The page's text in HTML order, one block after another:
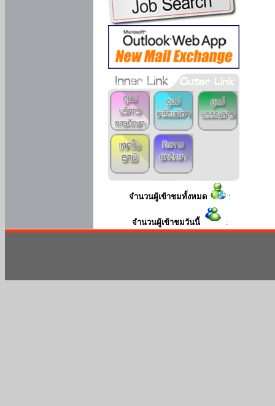
จำนวนผู้เข้าชมทั้งหมด :
จำนวนผู้เข้าชมวันนี้ :